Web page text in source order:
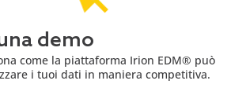
demo
come la piattaforma Irion EDM® può
i tuoi dati in maniera competitiva.